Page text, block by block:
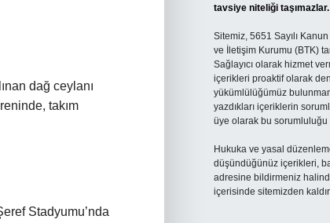
dağ ceylanı
takım
Stadyumu’nda
tavsiye niteliği taşımazlar.
Sitemiz, 5651 Sayılı
ve İletişim Kurumu (BTK)
Sağlayıcı olarak hizmet
içerikleri proaktif olarak
yükümlülüğümüz
yazdıkları içeriklerin
üye olarak bu sorumluluğu
Hukuka ve yasal
düşündüğünüz içerikleri,
adresine bildirmeniz
içerisinde sitemizden